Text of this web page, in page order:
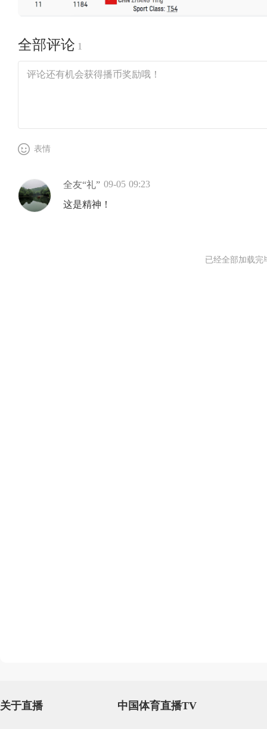
全部评论 1
表情
全友“礼” 09-05 09:23
这是精神！
已经全部加载完
关于直播 中国体育直播TV